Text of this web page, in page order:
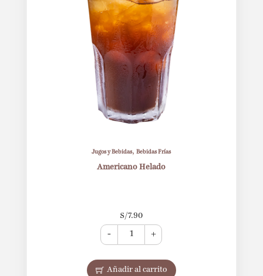
Jugos y Bebidas,Bebidas Frías
Americano Helado
S/7.90
- +
Añadir al carrito